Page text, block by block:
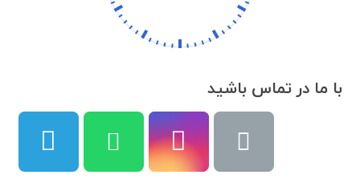
با ما در تماس باشید